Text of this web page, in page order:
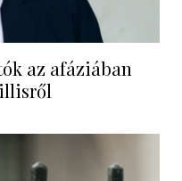
az afáziában